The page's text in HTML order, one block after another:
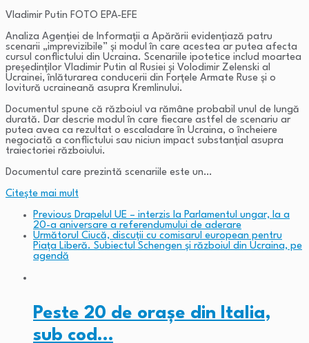
Vladimir Putin FOTO EPA-EFE
Analiza Agenției de Informații a Apărării evidențiază patru
scenarii „imprevizibile” și modul în care acestea ar putea afecta
cursul conflictului din Ucraina. Scenariile ipotetice includ moartea
președinților Vladimir Putin al Rusiei și Volodimir Zelenski al
Ucrainei, înlăturarea conducerii din Forțele Armate Ruse și o
lovitură ucraineană asupra Kremlinului.
Documentul spune că războiul va rămâne probabil unul de lungă
durată. Dar descrie modul în care fiecare astfel de scenariu ar
putea avea ca rezultat o escaladare în Ucraina, o încheiere
negociată a conflictului sau niciun impact substanțial asupra
traiectoriei războiului.
Documentul care prezintă scenariile este un…
Citeşte mai mult
Previous Drapelul UE – interzis la Parlamentul ungar, la a
20-a aniversare a referendumului de aderare
Următorul Ciucă, discuții cu comisarul european pentru
Piața Liberă. Subiectul Schengen și războiul din Ucraina, pe
agendă
Peste 20 de orașe din Italia,
sub cod…